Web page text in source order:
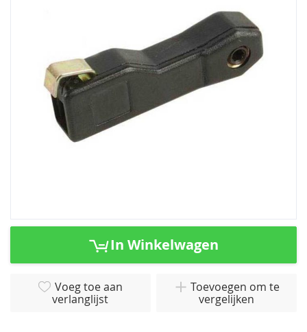
Ga
In Winkelwagen
Voeg toe aan
verlanglijst
Toevoegen om te
vergelijken